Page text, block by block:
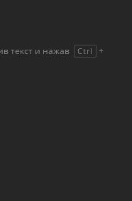
текст и нажав Ctrl +